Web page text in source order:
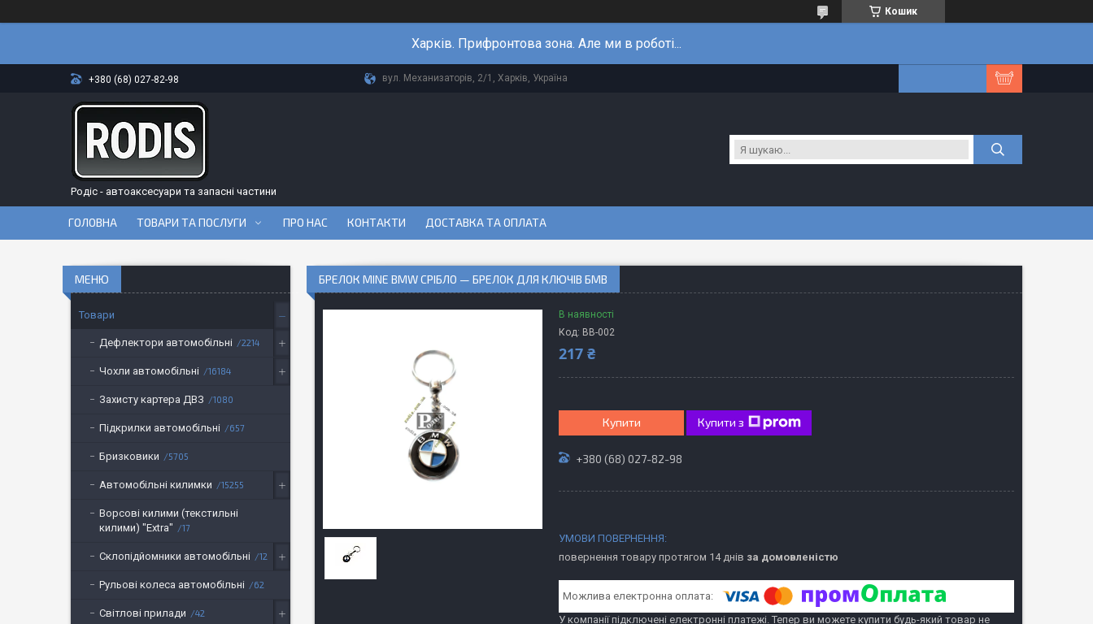
Кошик
Харків. Прифронтова зона. Але ми в роботі...
+380 (68) 027-82-98 вул. Механизаторів, 2/1, Харків, Україна
Родіс - автоаксесуари та запасні частини
ГОЛОВНА ТОВАРИ ТА ПОСЛУГИ ПРО НАС КОНТАКТИ ДОСТАВКА ТА ОПЛАТА
БРЕЛОК MINE BMW СРІБЛО — БРЕЛОК ДЛЯ КЛЮЧІВ БМВ
В наявності
Код: BB-002
217 ₴
Купити Купити з
+380 (68) 027-82-98
повернення товару протягом 14 днів за домовленістю
У компанії підключені електронні платежі. Тепер ви можете купити будь-який товар не
Товари
Дефлектори автомобільні 2214
Чохли автомобільні 16184
Захисту картера ДВЗ 1080
Підкрилки автомобільні 657
Бризковики 5705
Автомобільні килимки 15255
Ворсові килими (текстильні
килими) "Extra"
17
Склопідйомники автомобільні 12
Рульові колеса автомобільні 62
Світлові прилади 42